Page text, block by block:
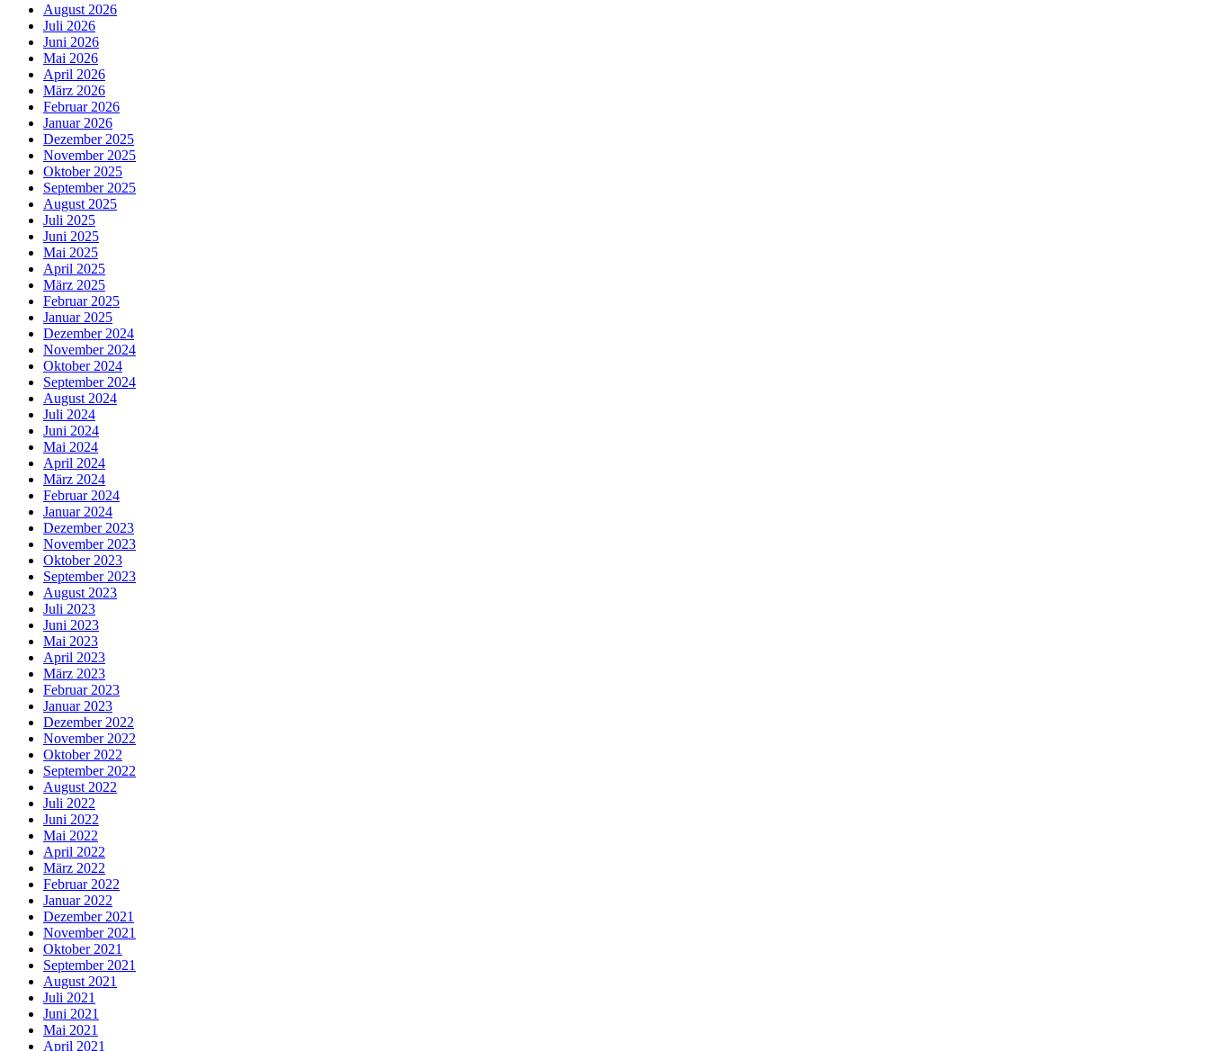
August 2026
Juli 2026
Juni 2026
Mai 2026
April 2026
März 2026
Februar 2026
Januar 2026
Dezember 2025
November 2025
Oktober 2025
September 2025
August 2025
Juli 2025
Juni 2025
Mai 2025
April 2025
März 2025
Februar 2025
Januar 2025
Dezember 2024
November 2024
Oktober 2024
September 2024
August 2024
Juli 2024
Juni 2024
Mai 2024
April 2024
März 2024
Februar 2024
Januar 2024
Dezember 2023
November 2023
Oktober 2023
September 2023
August 2023
Juli 2023
Juni 2023
Mai 2023
April 2023
März 2023
Februar 2023
Januar 2023
Dezember 2022
November 2022
Oktober 2022
September 2022
August 2022
Juli 2022
Juni 2022
Mai 2022
April 2022
März 2022
Februar 2022
Januar 2022
Dezember 2021
November 2021
Oktober 2021
September 2021
August 2021
Juli 2021
Juni 2021
Mai 2021
April 2021